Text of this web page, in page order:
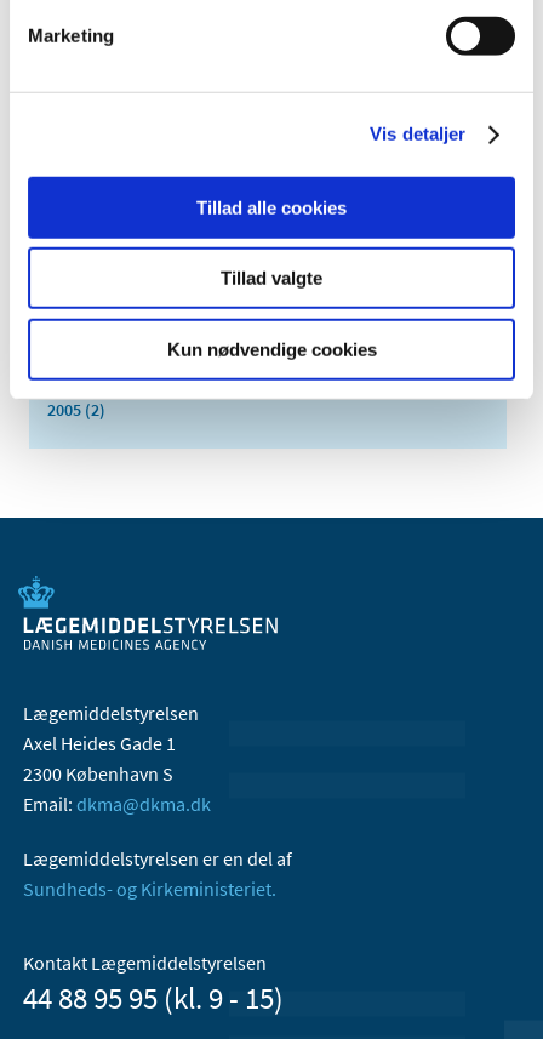
Marketing
Vis detaljer
Tillad alle cookies
Tillad valgte
Kun nødvendige cookies
2016 (167)
2012 (44)
2010 (7)
2008 (8)
2006 (9)
2005 (2)
Lægemiddelstyrelsen
Axel Heides Gade 1
2300 København S
Email: dkma@dkma.dk
Lægemiddelstyrelsen er en del af
Sundheds- og Kirkeministeriet.
Kontakt Lægemiddelstyrelsen
44 88 95 95 (kl. 9 - 15)